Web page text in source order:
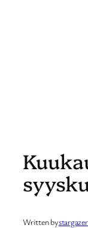
Written by